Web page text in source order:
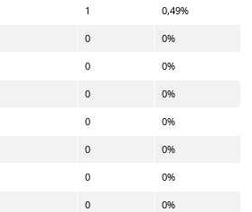
1 0,49%
0 0%
0 0%
0 0%
0 0%
0 0%
0 0%
0 0%